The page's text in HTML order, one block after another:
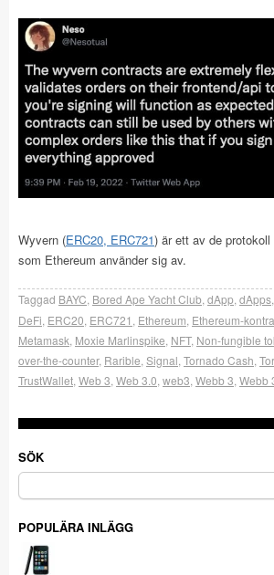
Wyvern (ERC20, ERC721) är ett av de
som Ethereum använder sig av.
Taggad BAYC Bored Ape Yacht Club dApp dApps
DeFi ERC20 ERC721 Ethereum Ethereum-
Metamask Moxie Marlinspike NFT, Non-fungible
over-the-counter, Rarible Signal Tornado Cash
TrustWallet Web 3 Web 3.0 web3 Webb 3 Webb
SÖK
Sök
efter:
POPULÄRA INLÄGG